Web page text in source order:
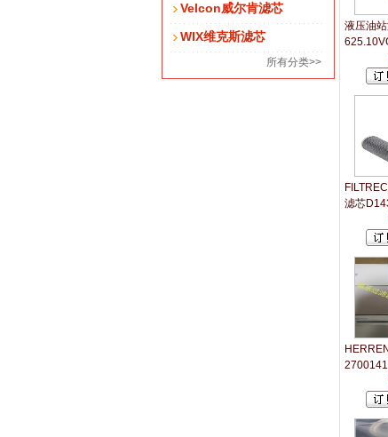
Velcon威尔肯滤芯
WIX维克斯滤芯
所有分类>>
液压油
滤芯